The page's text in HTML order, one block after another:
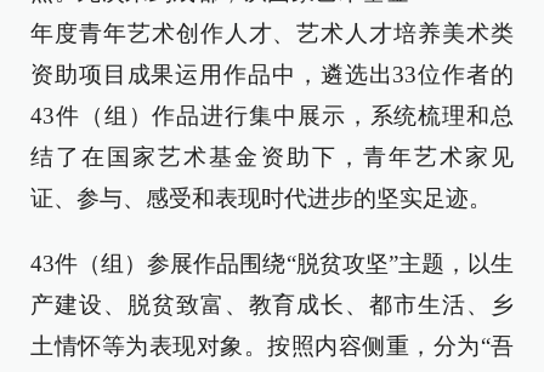
年度青年艺术创作人才、艺术人才培养美术类
资助项目成果运用作品中，遴选出33位作者的
43件（组）作品进行集中展示，系统梳理和总
结了在国家艺术基金资助下，青年艺术家见
证、参与、感受和表现时代进步的坚实足迹。
43件（组）参展作品围绕“脱贫攻坚”主题，以生
产建设、脱贫致富、教育成长、都市生活、乡
土情怀等为表现对象。按照内容侧重，分为“吾